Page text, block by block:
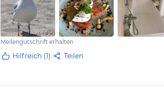
Meilengutschrift erhalten
Hilfreich (1) Teilen